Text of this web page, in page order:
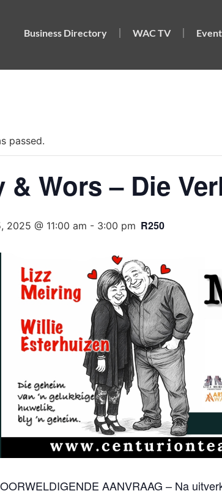
Business Directory WAC TV
passed.
& Wors – Die
2025 @ 11:00 am - 3:00 pm R250
AANVRAAG – Na